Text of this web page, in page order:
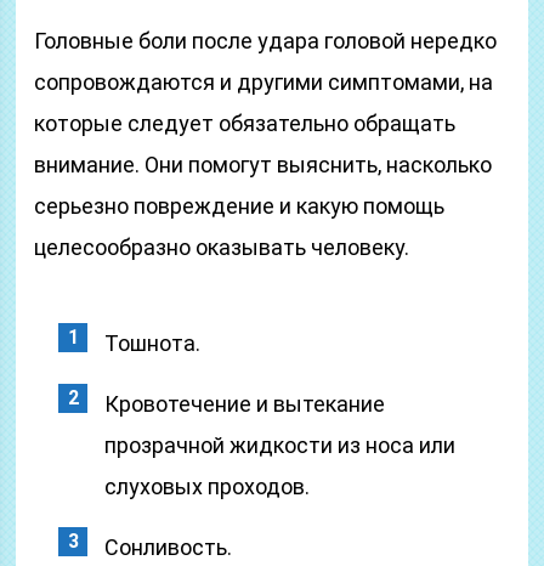
Головные боли после удара головой нередко
сопровождаются и другими симптомами, на
которые следует обязательно обращать
внимание. Они помогут выяснить, насколько
серьезно повреждение и какую помощь
целесообразно оказывать человеку.
Тошнота.
Кровотечение и вытекание
прозрачной жидкости из носа или
слуховых проходов.
Сонливость.